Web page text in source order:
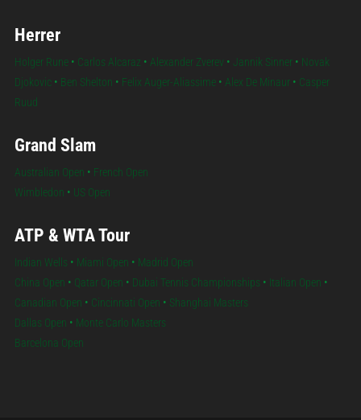
Herrer
Holger Rune• Carlos Alcaraz • Alexander Zverev • Jannik Sinner• Novak
Djokovic• Ben Shelton • Felix Auger-Aliassime• Alex De Minaur• Casper
Ruud
Grand Slam
Australian Open • French Open
Wimbledon • US Open
ATP & WTA Tour
Indian Wells • Miami Open • Madrid Open
China Open • Qatar Open • Dubai Tennis Championships • Italian Open •
Canadian Open • Cincinnati Open • Shanghai Masters
Dallas Open • Monte Carlo Masters
Barcelona Open